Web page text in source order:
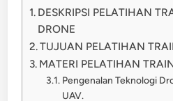
DESKRIPSI PELATIHAN
DRONE
TUJUAN PELATIHAN
MATERI PELATIHAN
Pengenalan Teknologi
UAV.